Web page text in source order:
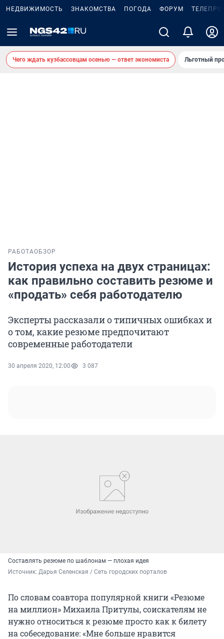
НЕДВИЖИМОСТЬ ЗНАКОМСТВА ПОГОДА ФОРУМ
Чего ждать кузбассовцам осенью — ответ экономиста Льготный
РАБОТАОБЗОР
История успеха на двух страницах:
как правильно составить резюме и
«продать» себя работодателю
Эксперты рассказали о типичных ошибках и
о том, какие резюме предпочитают
современные работодатели
30 апреля 2020, 12:00 3 087
Составлять резюме по шаблонам — плохая идея
Источник: Дарья Селенская / Сеть городских порталов
По словам соавтора популярной книги «Резюме
на миллион» Михаила Притулы, соискателям не
нужно относиться к резюме просто как к билету
на собеседование: «Мне больше нравится